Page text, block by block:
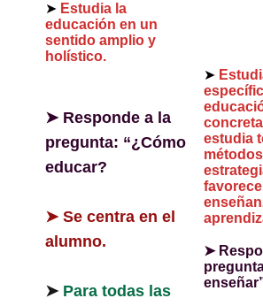
➤ Estudia la
educación en un
sentido amplio y
holístico.
➤ Responde a la
pregunta: “¿Cómo
educar?
➤ Se centra en el
alumno.
➤ Para todas las
➤
estudia
➤